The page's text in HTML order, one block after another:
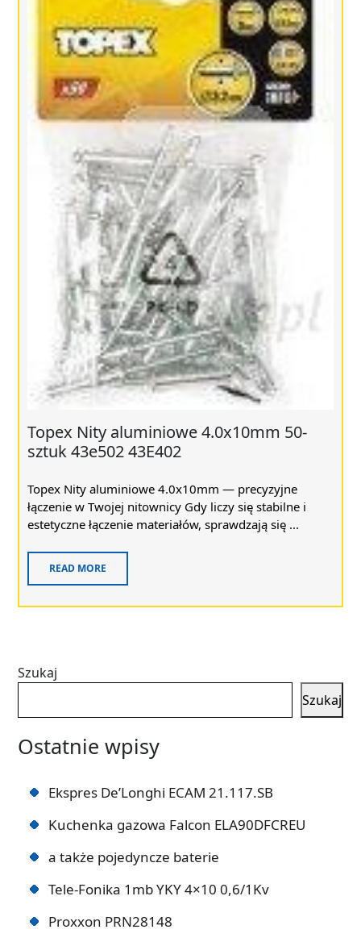
Topex Nity aluminiowe 4.0x10mm 50-
sztuk 43e502 43E402
Topex Nity aluminiowe 4.0x10mm — precyzyjne
łączenie w Twojej nitownicy Gdy liczy się stabilne i
estetyczne łączenie materiałów, sprawdzają się ...
READ MORE
Szukaj
Szukaj
Ostatnie wpisy
Ekspres De’Longhi ECAM 21.117.SB
Kuchenka gazowa Falcon ELA90DFCREU
a także pojedyncze baterie
Tele-Fonika 1mb YKY 4×10 0,6/1Kv
Proxxon PRN28148